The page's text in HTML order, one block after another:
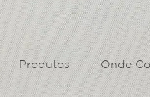
Produtos Onde